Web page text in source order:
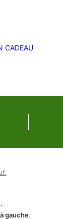
CADEAU
gauche.